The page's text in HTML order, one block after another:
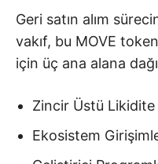
Geri satın alım
vakıf, bu MOVE
için üç ana alana
Zincir Üstü Likidite
Ekosistem